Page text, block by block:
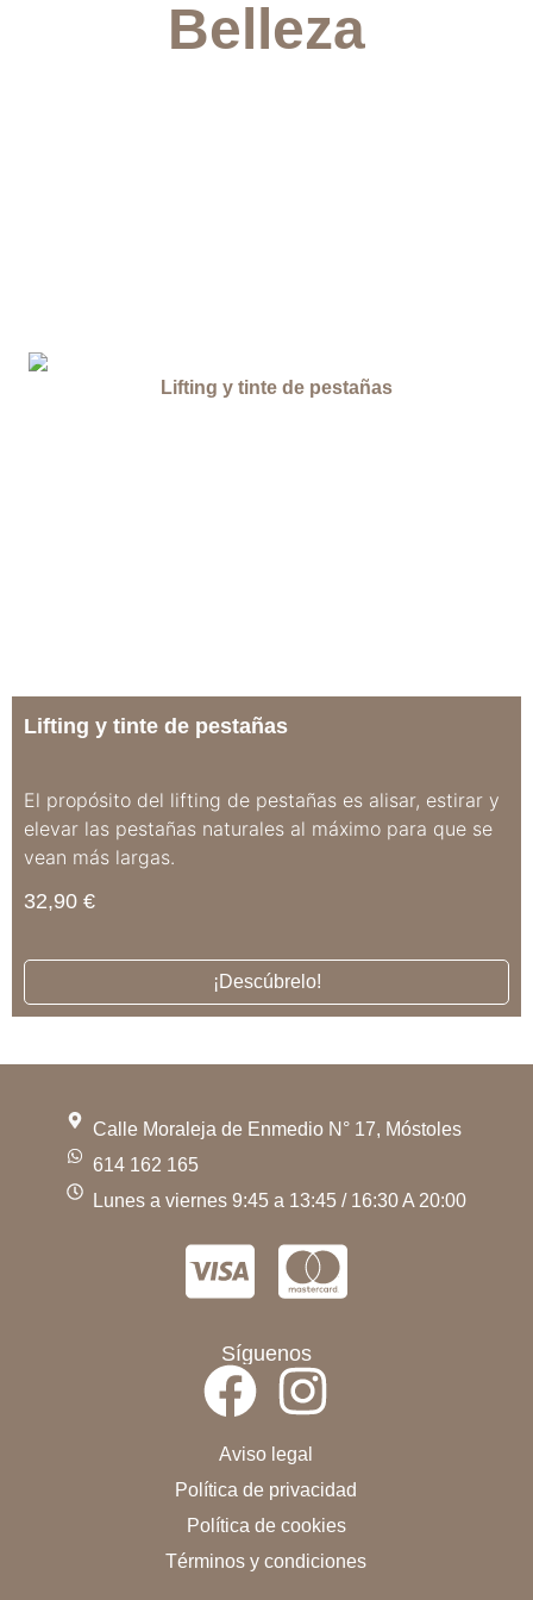
Belleza
Lifting y tinte de pestañas
El propósito del lifting de pestañas es alisar, estirar y
elevar las pestañas naturales al máximo para que se
vean más largas.
32,90 €
¡Descúbrelo!
Calle Moraleja de Enmedio N° 17, Móstoles
614 162 165
Lunes a viernes 9:45 a 13:45 / 16:30 A 20:00
Aviso legal
Política de privacidad
Política de cookies
Términos y condiciones
Síguenos